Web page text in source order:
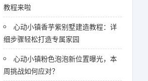
教程来啦
心动小镇香芋紫别墅建造教程：详
细步骤轻松打造专属家园
心动小镇粉色泡泡新位置曝光，本
周挑战如何应对？